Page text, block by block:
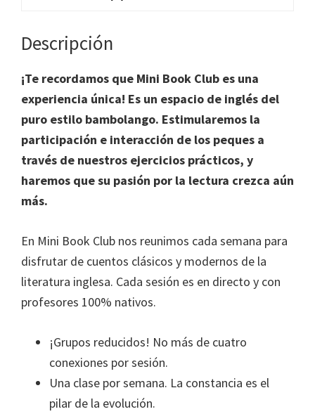
Descripción
¡Te recordamos que Mini Book Club es una
experiencia única! Es un espacio de inglés del
puro estilo bambolango. Estimularemos la
participación e interacción de los peques a
través de nuestros ejercicios prácticos, y
haremos que su pasión por la lectura crezca aún
más.
En Mini Book Club nos reunimos cada semana para
disfrutar de cuentos clásicos y modernos de la
literatura inglesa. Cada sesión es en directo y con
profesores 100% nativos.
¡Grupos reducidos! No más de cuatro
conexiones por sesión.
Una clase por semana. La constancia es el
pilar de la evolución.